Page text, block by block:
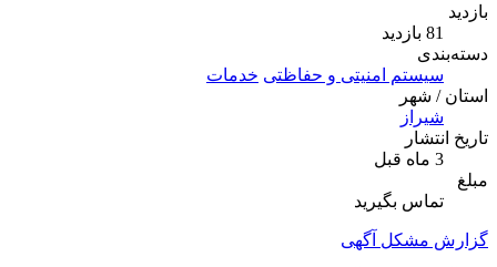
بازدید
81 بازدید
دسته‌بندی
سیستم امنیتی و حفاظتی
خدمات
استان / شهر
شیراز
تاریخ انتشار
3 ماه قبل
مبلغ
تماس بگیرید
گزارش مشکل آگهی